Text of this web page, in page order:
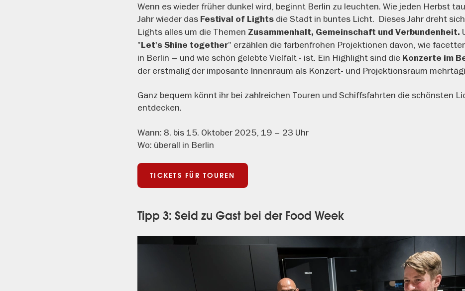
Wenn es wieder früher dunkel wird, beginnt Berlin zu leuchten. Wie jeden Herbst
Jahr wieder das Festival of Lights die Stadt in buntes Licht. Dieses Jahr dreht
Lights alles um die Themen Zusammenhalt, Gemeinschaft und Verbundenheit.
"Let's Shine together" erzählen die farbenfrohen Projektionen davon, wie
in Berlin – und wie schön gelebte Vielfalt - ist. Ein Highlight sind die Konzerte im
der erstmalig der imposante Innenraum als Konzert- und Projektionsraum
Ganz bequem könnt ihr bei zahlreichen Touren und Schiffsfahrten die schönsten
entdecken.
Wann: 8. bis 15. Oktober 2025, 19 – 23 Uhr
Wo: überall in Berlin
TICKETS FÜR TOUREN
Tipp 3: Seid zu Gast bei der Food Week